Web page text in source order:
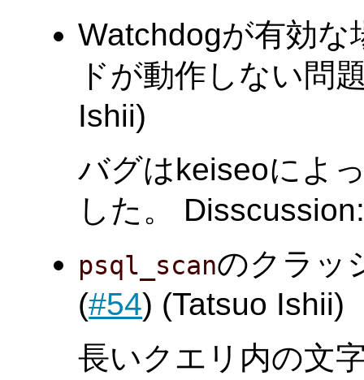
Watchdogが有効な
ドが動作しない問
Ishii)
バグはkeiseoによ
した。
psql_scanのクラッ
(#54) (Tatsuo Ishii)
長いクエリ内の文